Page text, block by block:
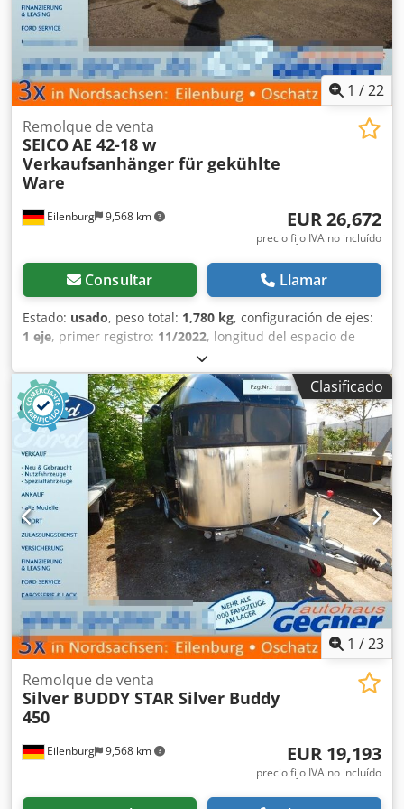
1 /22
Eilenburg 9,568 km
Remolque de venta
SEICOAE 42-18 w
Verkaufsanhänger für gekühlte
Ware
EUR 26,672
precio fijo IVA no incluído
Consultar Llamar
Estado: usado, peso total: 1,780 kg, configuración de ejes:
1 eje, primer registro: 11/2022, longitud del espacio de
, ancho total:2,550 mm
mm, Año de fabricación:2022, GW25RS33991 Dedsxy
Dmrepfx Aa Ujkr Remolque de venta para productos
refrigerados, vitrina refrigerada con aire recirculado.
Medida interior del mostrador: 4.290 x 800 mm, calentador
de agua, fregadero, estante para bolsas, armarios bajos,
cuadro eléctrico, enchufes de 220 V, y mucho más. Salvo
errores y venta previa.
Clasificado
1 /23
Eilenburg 9,568 km
Remolque de venta
Silver BUDDY STAR Silver Buddy
450
EUR 19,193
precio fijo IVA no incluído